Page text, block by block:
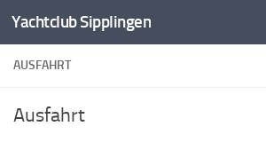
Zum Inhalt springen
Yachtclub Sipplingen
AUSFAHRT
Ausfahrt